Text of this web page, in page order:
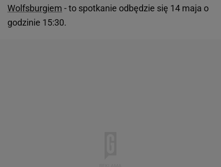
Wolfsburgiem - to spotkanie odbędzie się 14 maja o
godzinie 15:30.